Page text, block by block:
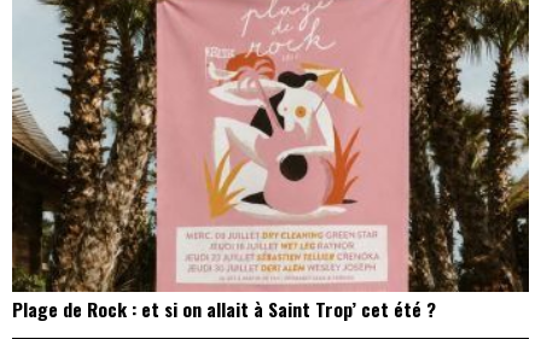
Plage de Rock : et si on allait à Saint Trop’ cet été ?